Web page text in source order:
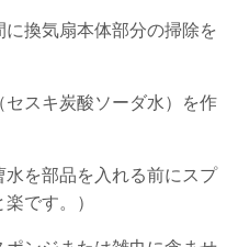
換気扇本体部分の掃除を
スキ炭酸ソーダ水）を作
水を部品を入れる前にスプ
です。）